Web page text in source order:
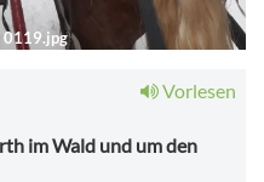
Vorlesen
im Wald und um den